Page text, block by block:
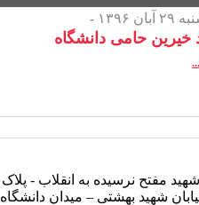
۱۳۹۶ -
خیرین حامی دانشگاه
مفتح نرسیده به انقلاب - پلاک ۴۳
شهید بهشتی – میدان دانشگاه